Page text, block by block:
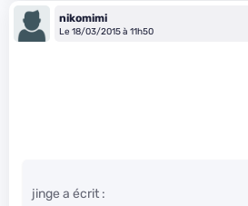
nikomimi
Le 18/03/2015 à 11h50
jinge a écrit :